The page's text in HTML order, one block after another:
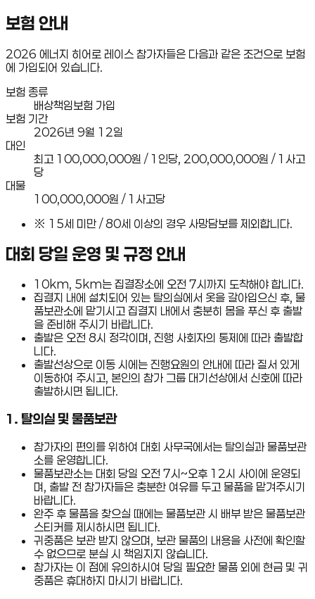
보험 안내
2026 에너지 히어로 레이스 참가자들은 다음과 같은 조건으로 보험
에 가입되어 있습니다.
보험 종류
배상책임보험 가입
보험 기간
2026년 9월 12일
대인
최고 100,000,000원 / 1인당, 200,000,000원 / 1사고
당
대물
100,000,000원 / 1사고당
※ 15세 미만 / 80세 이상의 경우 사망담보를 제외합니다.
대회 당일 운영 및 규정 안내
10km, 5km는 집결장소에 오전 7시까지 도착해야 합니다.
집결지 내에 설치되어 있는 탈의실에서 옷을 갈아입으신 후, 물
품보관소에 맡기시고 집결지 내에서 충분히 몸을 푸신 후 출발
을 준비해 주시기 바랍니다.
출발은 오전 8시 정각이며, 진행 사회자의 통제에 따라 출발합
니다.
출발선상으로 이동 시에는 진행요원의 안내에 따라 질서 있게
이동하여 주시고, 본인의 참가 그룹 대기선상에서 신호에 따라
출발하시면 됩니다.
1 . 탈의실 및 물품보관
참가자의 편의를 위하여 대회 사무국에서는 탈의실과 물품보관
소를 운영합니다.
물품보관소는 대회 당일 오전 7시~오후 12시 사이에 운영되
며, 출발 전 참가자들은 충분한 여유를 두고 물품을 맡겨주시기
바랍니다.
완주 후 물품을 찾으실 때에는 물품보관 시 배부 받은 물품보관
스티커를 제시하시면 됩니다.
귀중품은 보관 받지 않으며, 보관 물품의 내용을 사전에 확인할
수 없으므로 분실 시 책임지지 않습니다.
참가자는 이 점에 유의하시여 당일 필요한 물품 외에 현금 및 귀
중품은 휴대하지 마시기 바랍니다.